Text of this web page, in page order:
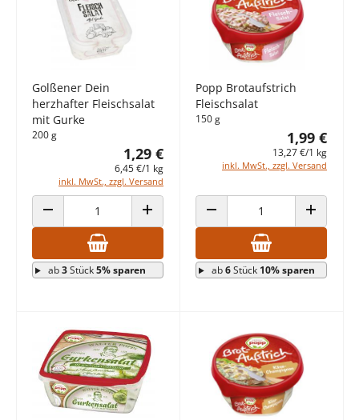
Golßener Dein
herzhafter Fleischsalat
mit Gurke
200 g
1,29 €
6,45 €/1 kg
inkl. MwSt., zzgl. Versand
ANZAHL VERRINGERN ANZAHL ERHÖHEN
ab3Stück5% sparen
Popp Brotaufstrich
Fleischsalat
150 g
1,99 €
13,27 €/1 kg
inkl. MwSt., zzgl. Versand
ANZAHL VERRINGERN ANZAHL
ab6Stück 10% sparen